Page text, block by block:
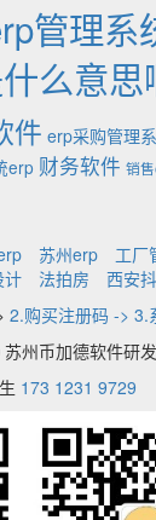
管理系
么意思
件 erp采购管理
erp 财务软件 销
苏州erp 工厂
计 法拍房 西安
2.购买注册码 -> 3.
州币加德软件研
173 1231 9729